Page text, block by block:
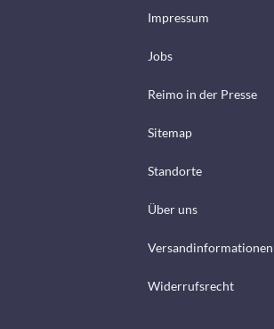
Impressum
Jobs
Reimo in der Presse
Sitemap
Standorte
Über uns
Versandinformationen
Widerrufsrecht